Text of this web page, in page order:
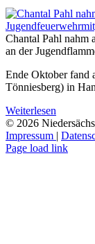
Chantal Pahl nahm
an der
Ende Oktober fand
Tönniesberg) in
Weiterlesen
© 2026
Impressum |
Facebook
Instagram
YouTube
E-
Page load link